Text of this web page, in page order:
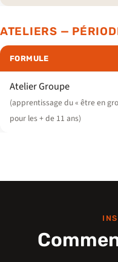
ATELIERS —
FORMULE
Atelier Groupe
(apprentissage du « être en
pour les + de 11 ans)